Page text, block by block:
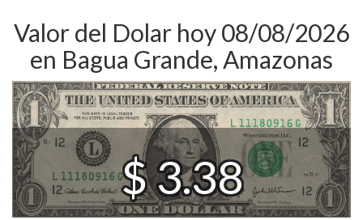
Valor del Dolar hoy 08/08/2026
en Bagua Grande, Amazonas
$ 3.38